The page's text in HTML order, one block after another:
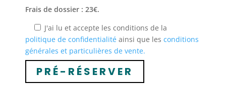
Frais de dossier : 23€.
J'ai lu et accepte les conditions de la
politique de confidentialitéainsi que les conditions
générales et particulières de vente.